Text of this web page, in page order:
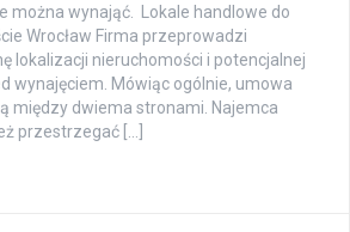
można wynająć. Lokale handlowe do
Wrocław Firma przeprowadzi
lokalizacji nieruchomości i potencjalnej
wynajęciem. Mówiąc ogólnie, umowa
między dwiema stronami. Najemca
przestrzegać […]